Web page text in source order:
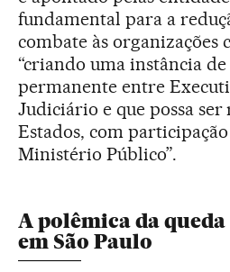
fundamental para a
combate às organizações
“criando uma instância
permanente entre
Judiciário e que possa
Estados, com
Ministério Público”.
A polêmica da
em São Paulo